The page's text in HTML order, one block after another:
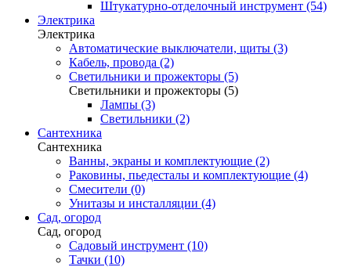
Штукатурно-отделочный инструмент (54)
Электрика
Электрика
Автоматические выключатели, щиты (3)
Кабель, провода (2)
Светильники и прожекторы (5)
Светильники и прожекторы (5)
Лампы (3)
Светильники (2)
Сантехника
Сантехника
Ванны, экраны и комплектующие (2)
Раковины, пьедесталы и комплектующие (4)
Смесители (0)
Унитазы и инсталляции (4)
Сад, огород
Сад, огород
Садовый инструмент (10)
Тачки (10)